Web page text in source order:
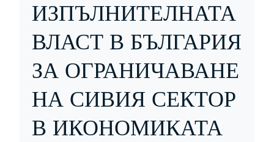
ИЗПЪЛНИТЕЛНАТА
ВЛАСТ В БЪЛГАРИЯ
ЗА ОГРАНИЧАВАНЕ
НА СИВИЯ СЕКТОР
В ИКОНОМИКАТА